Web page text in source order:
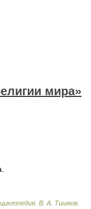
мира»
В. А. Тишков.